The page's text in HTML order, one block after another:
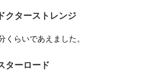
ドクターストレンジ
くらいであえました。
ターロード